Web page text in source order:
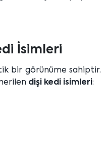
İsimleri
bir görünüme sahiptir.
dişi kedi isimleri: